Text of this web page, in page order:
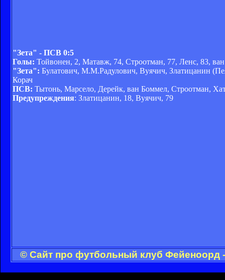
"Зета" - ПСВ 0:5
Голы: Тойвонен, 2, Матавж, 74, Строотман, 77, Ленс, 83,
"Зета": Булатович, М.М.Радулович, Вуячич, Златицанин
Корач
ПСВ: Тытонь, Марсело, Дерейк, ван Боммел, Строотман,
Предупреждения: Златицанин, 18, Вуячич, 79
© Сайт про футбольный клуб Фейеноорд